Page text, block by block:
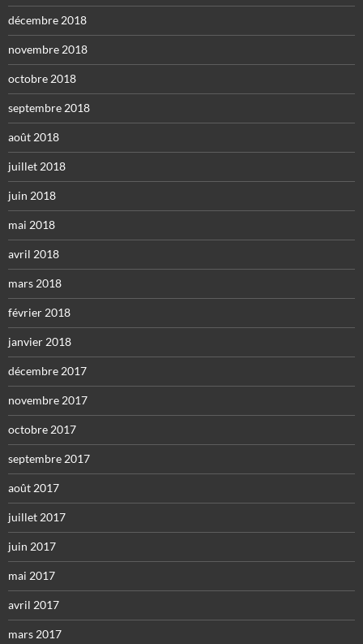
décembre 2018
novembre 2018
octobre 2018
septembre 2018
août 2018
juillet 2018
juin 2018
mai 2018
avril 2018
mars 2018
février 2018
janvier 2018
décembre 2017
novembre 2017
octobre 2017
septembre 2017
août 2017
juillet 2017
juin 2017
mai 2017
avril 2017
mars 2017